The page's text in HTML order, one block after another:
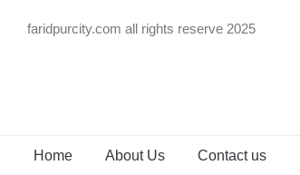
faridpurcity.com all rights reserve 2025
Home About Us Contact us